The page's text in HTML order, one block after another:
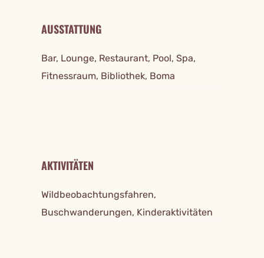
AUSSTATTUNG
Bar, Lounge, Restaurant, Pool, Spa,
Fitnessraum, Bibliothek, Boma
AKTIVITÄTEN
Wildbeobachtungsfahren,
Buschwanderungen, Kinderaktivitäten